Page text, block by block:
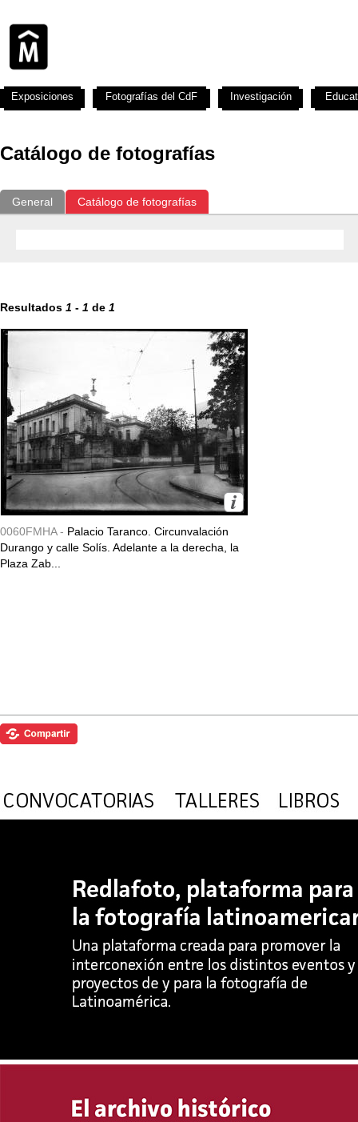
Catálogo de fotografías
General Catálogo de fotografías
Resultados 1 - 1 de 1
0060FMHA - Palacio Taranco. Circunvalación
Durango y calle Solís. Adelante a la derecha, la
Plaza Zab...
Exposiciones Fotografías del CdF Investigación